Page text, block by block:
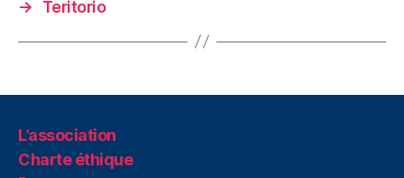
→ Teritorio
L’association
Charte éthique